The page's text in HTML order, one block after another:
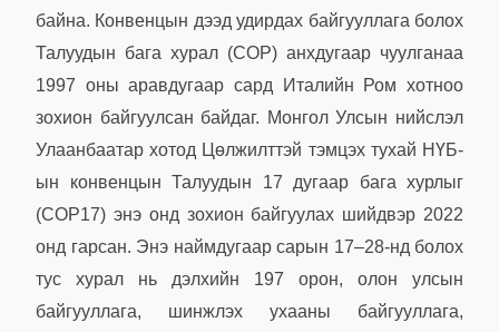
байна. Конвенцын дээд удирдах байгууллага болох
Талуудын бага хурал (COP) анхдугаар чуулганаа
1997 оны аравдугаар сард Италийн Ром хотноо
зохион байгуулсан байдаг. Монгол Улсын нийслэл
Улаанбаатар хотод Цөлжилттэй тэмцэх тухай НҮБ-
ын конвенцын Талуудын 17 дугаар бага хурлыг
(COP17) энэ онд зохион байгуулах шийдвэр 2022
онд гарсан. Энэ наймдугаар сарын 17–28-нд болох
тус хурал нь дэлхийн 197 орон, олон улсын
байгууллага, шинжлэх ухааны байгууллага,